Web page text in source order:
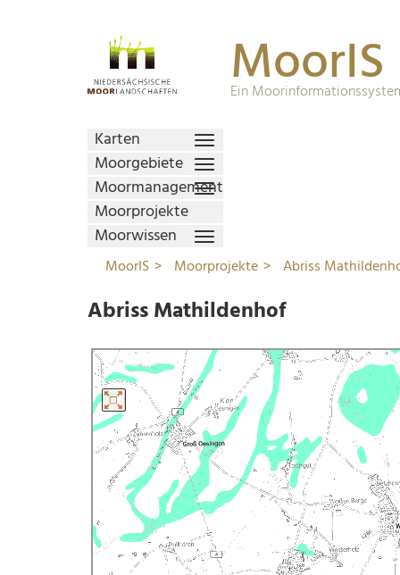
MoorIS
Ein
Karten
Moorgebiete
Moormanagement
Moorprojekte
Moorwissen
MoorIS Moorprojekte Abriss
Abriss Mathildenhof